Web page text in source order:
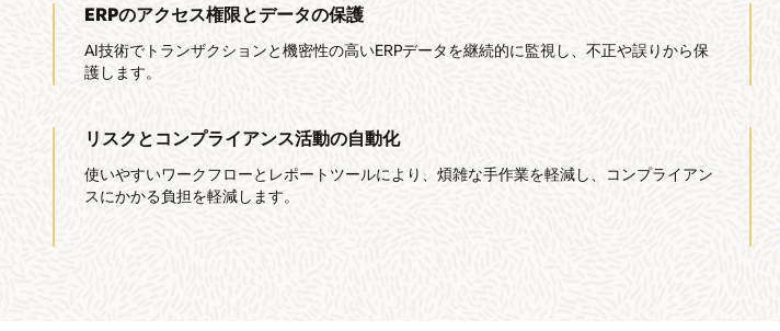
ERPのアクセス権限とデータの保護
AI技術でトランザクションと機密性の高いERPデータを継続的に監視し、不正や誤りから保
護します。
リスクとコンプライアンス活動の自動化
使いやすいワークフローとレポートツールにより、煩雑な手作業を軽減し、コンプライアン
スにかかる負担を軽減します。